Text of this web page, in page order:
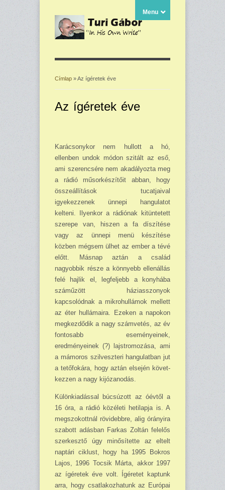
Menu
Címlap » Az ígéretek éve
Az ígéretek éve
Karácsonykor nem hullott a hó,
ellenben un­dok módon szitált az eső,
ami szerencsére nem akadályozta meg
a rádió műsorkészí­tőit abban, hogy
összeállítások tucatjaival
igyekezzenek ünnepi hangulatot
kelteni. Ilyenkor a rádiónak kitüntetett
szerepe van, hiszen a fa díszítése
vagy az ünnepi menü készítése
közben mégsem ülhet az ember a tévé
előtt. Másnap aztán a család
nagyobbik része a könnyebb ellenállás
felé hajlik el, leg­feljebb a konyhába
száműzött háziasszo­nyok
kapcsolódnak a mikrohullámok mel­lett
az éter hullámaira. Ezeken a napokon
megkezdődik a nagy számvetés, az év
fon­tosabb eseményeinek,
eredményeinek (?) lajstro­mozása, ami
a mámoros szilveszteri hangulatban jut
a tetőfokára, hogy aztán el­sején kö­vet­
kezzen a nagy kijózanodás.
Különkiadással búcsúzott az óévtől a
16 óra, a rádió közéleti hetilapja is. A
megszo­kott­nál rövidebbre, alig órányira
szabott adásban Farkas Zoltán felelős
szerkesztő úgy minősítette az eltelt
naptári ciklust, hogy ha 1995 Bokros
Lajos, 1996 Tocsik Már­ta, akkor 1997
az ígé­retek éve volt. Ígéretet kaptunk
arra, hogy csatlakozhatunk az Európai